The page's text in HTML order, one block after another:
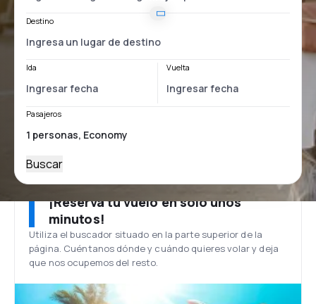
Destino
Ida Vuelta
Pasajeros
Buscar
¡Reserva tu vuelo en solo unos
minutos!
Utiliza el buscador situado en la parte superior de la
página. Cuéntanos dónde y cuándo quieres volar y deja
que nos ocupemos del resto.